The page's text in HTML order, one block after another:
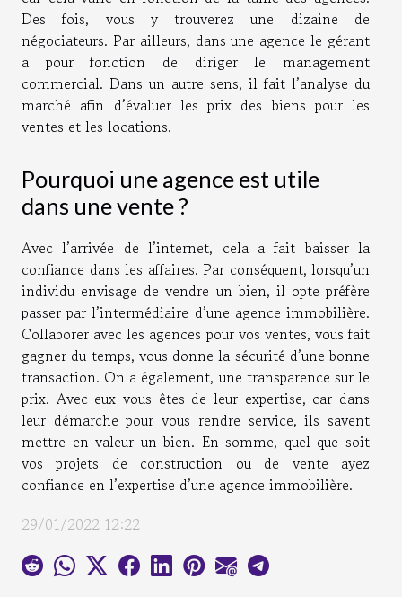
Des fois, vous y trouverez une dizaine de
négociateurs. Par ailleurs, dans une agence le gérant
a pour fonction de diriger le management
commercial. Dans un autre sens, il fait l’analyse du
marché afin d’évaluer les prix des biens pour les
ventes et les locations.
Pourquoi une agence est utile
dans une vente ?
Avec l’arrivée de l’internet, cela a fait baisser la
confiance dans les affaires. Par conséquent, lorsqu’un
individu envisage de vendre un bien, il opte préfère
passer par l’intermédiaire d’une agence immobilière.
Collaborer avec les agences pour vos ventes, vous fait
gagner du temps, vous donne la sécurité d’une bonne
transaction. On a également, une transparence sur le
prix. Avec eux vous êtes de leur expertise, car dans
leur démarche pour vous rendre service, ils savent
mettre en valeur un bien. En somme, quel que soit
vos projets de construction ou de vente ayez
confiance en l’expertise d’une agence immobilière.
29/01/2022 12:22